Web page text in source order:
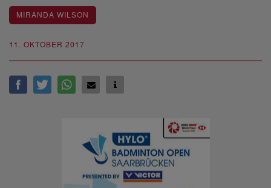
11. OKTOBER 2017
MIRANDA WILSON